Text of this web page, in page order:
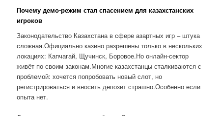
Почему демо-режим стал спасением для казахстанских
игроков
Законодательство Казахстана в сфере азартных игр – штука
сложная.Официально казино разрешены только в нескольких
локациях: Капчагай, Щучинск, Боровое.Но онлайн-сектор
живёт по своим законам.Многие казахстанцы сталкиваются с
проблемой: хочется попробовать новый слот, но
регистрироваться и вносить депозит страшно.Особенно если
опыта нет.